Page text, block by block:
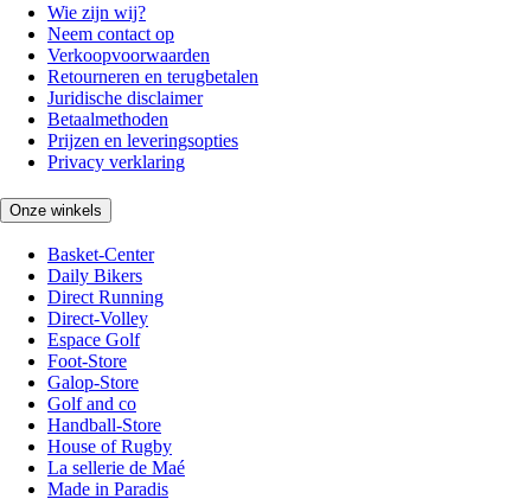
Wie zijn wij?
Neem contact op
Verkoopvoorwaarden
Retourneren en terugbetalen
Juridische disclaimer
Betaalmethoden
Prijzen en leveringsopties
Privacy verklaring
Onze winkels
Basket-Center
Daily Bikers
Direct Running
Direct-Volley
Espace Golf
Foot-Store
Galop-Store
Golf and co
Handball-Store
House of Rugby
La sellerie de Maé
Made in Paradis